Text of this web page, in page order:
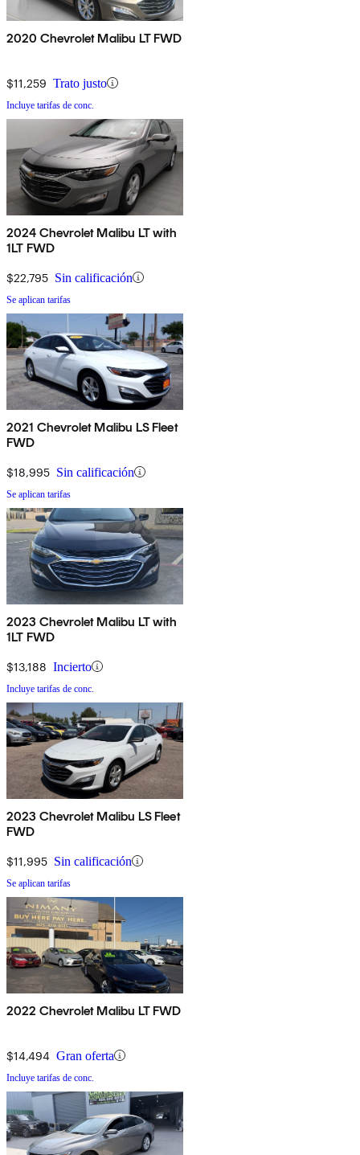
2020 Chevrolet Malibu LT FWD
$11,259 Trato justo
Incluye tarifas de conc.
2024 Chevrolet Malibu LT with
1LT FWD
$22,795 Sin calificación
Se aplican tarifas
2021 Chevrolet Malibu LS Fleet
FWD
$18,995 Sin calificación
Se aplican tarifas
2023 Chevrolet Malibu LT with
1LT FWD
$13,188 Incierto
Incluye tarifas de conc.
2023 Chevrolet Malibu LS Fleet
FWD
$11,995 Sin calificación
Se aplican tarifas
2022 Chevrolet Malibu LT FWD
$14,494 Gran oferta
Incluye tarifas de conc.